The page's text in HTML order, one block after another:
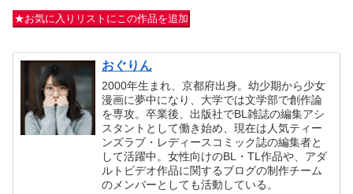
★お気に入りリストにこの作品を追加
おぐりん
2000年生まれ、京都府出身。幼少期から少女
漫画に夢中になり、大学では文学部で創作論
を専攻。卒業後、出版社でBL雑誌の編集アシ
スタントとして働き始め、現在は人気ティー
ンズラブ・レディースコミック誌の編集者と
して活躍中。女性向けのBL・TL作品や、アダ
ルトビデオ作品に関するブログの制作チーム
のメンバーとしても活動している。